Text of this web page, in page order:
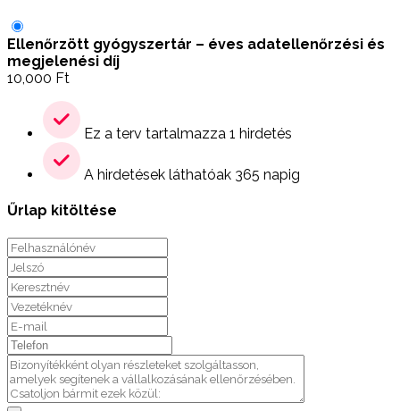
Ellenőrzött gyógyszertár – éves adatellenőrzési és
megjelenési díj
10,000 Ft
Ez a terv tartalmazza 1 hirdetés
A hirdetések láthatóak 365 napig
Űrlap kitöltése